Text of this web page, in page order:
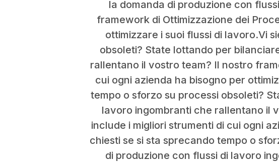
la domanda di produzione con
framework di Ottimizzazione dei
ottimizzare i suoi flussi di lavoro.Vi
obsoleti? State lottando per
rallentano il vostro team? Il nostro
cui ogni azienda ha bisogno per
tempo o sforzo su processi obsoleti?
lavoro ingombranti che rallentano il
include i migliori strumenti di cui ogni
chiesti se si sta sprecando tempo o
di produzione con flussi di lavoro